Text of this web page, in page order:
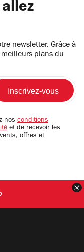
newsletter. Grâce à
plans du
nos conditions
et de recevoir les
offres et